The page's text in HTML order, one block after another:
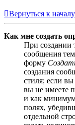
Вернуться к началу
Как мне создать
При создании
сообщения
форму
создания
стиля; если
вы не имеете
и как минимум
полях,
отдельной